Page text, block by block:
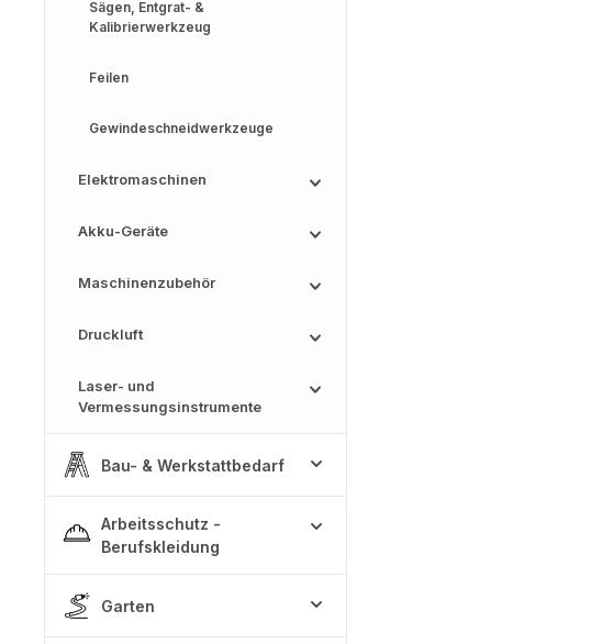
Sägen, Entgrat- &
Kalibrierwerkzeug
Feilen
Gewindeschneidwerkzeuge
Elektromaschinen
Akku-Geräte
Maschinenzubehör
Druckluft
Laser- und
Vermessungsinstrumente
Bau- & Werkstattbedarf
Arbeitsschutz -
Berufskleidung
Garten